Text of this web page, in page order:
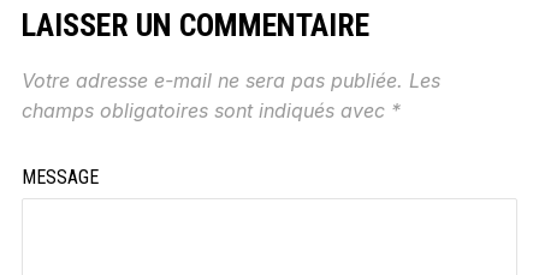
LAISSER UN COMMENTAIRE
Votre adresse e-mail ne sera pas publiée. Les
champs obligatoires sont indiqués avec *
MESSAGE